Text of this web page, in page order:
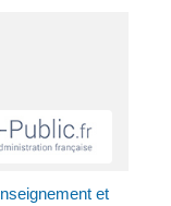
et